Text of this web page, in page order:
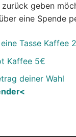
geben
eine Spende
Tasse Kaffee
Kaffee 5€
deiner Wahl